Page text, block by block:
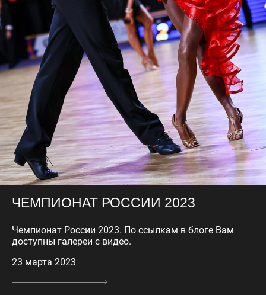
ЧЕМПИОНАТ РОССИИ 2023
Чемпионат России 2023. По ссылкам в блоге Вам
доступны галереи с видео.
23 марта 2023